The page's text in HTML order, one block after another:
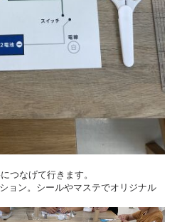
つなげて行きます。
ョン。シールやマステでオリジナル